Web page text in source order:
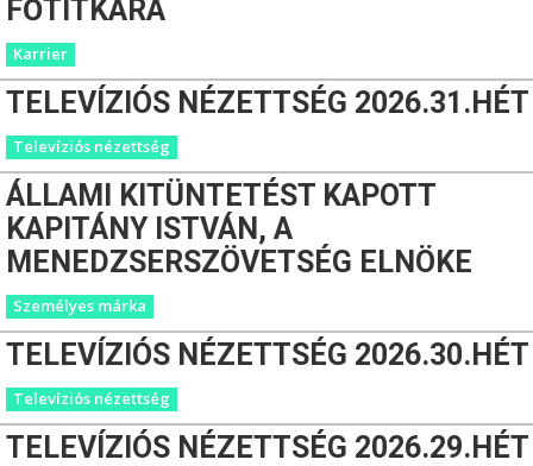
FŐTITKÁRA
Karrier
TELEVÍZIÓS NÉZETTSÉG 2026.31.HÉT
Televíziós nézettség
ÁLLAMI KITÜNTETÉST KAPOTT
KAPITÁNY ISTVÁN, A
MENEDZSERSZÖVETSÉG ELNÖKE
Személyes márka
TELEVÍZIÓS NÉZETTSÉG 2026.30.HÉT
Televíziós nézettség
TELEVÍZIÓS NÉZETTSÉG 2026.29.HÉT